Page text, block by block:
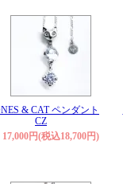
& CAT ペンダント
CZ
17,000円(税込18,700円)